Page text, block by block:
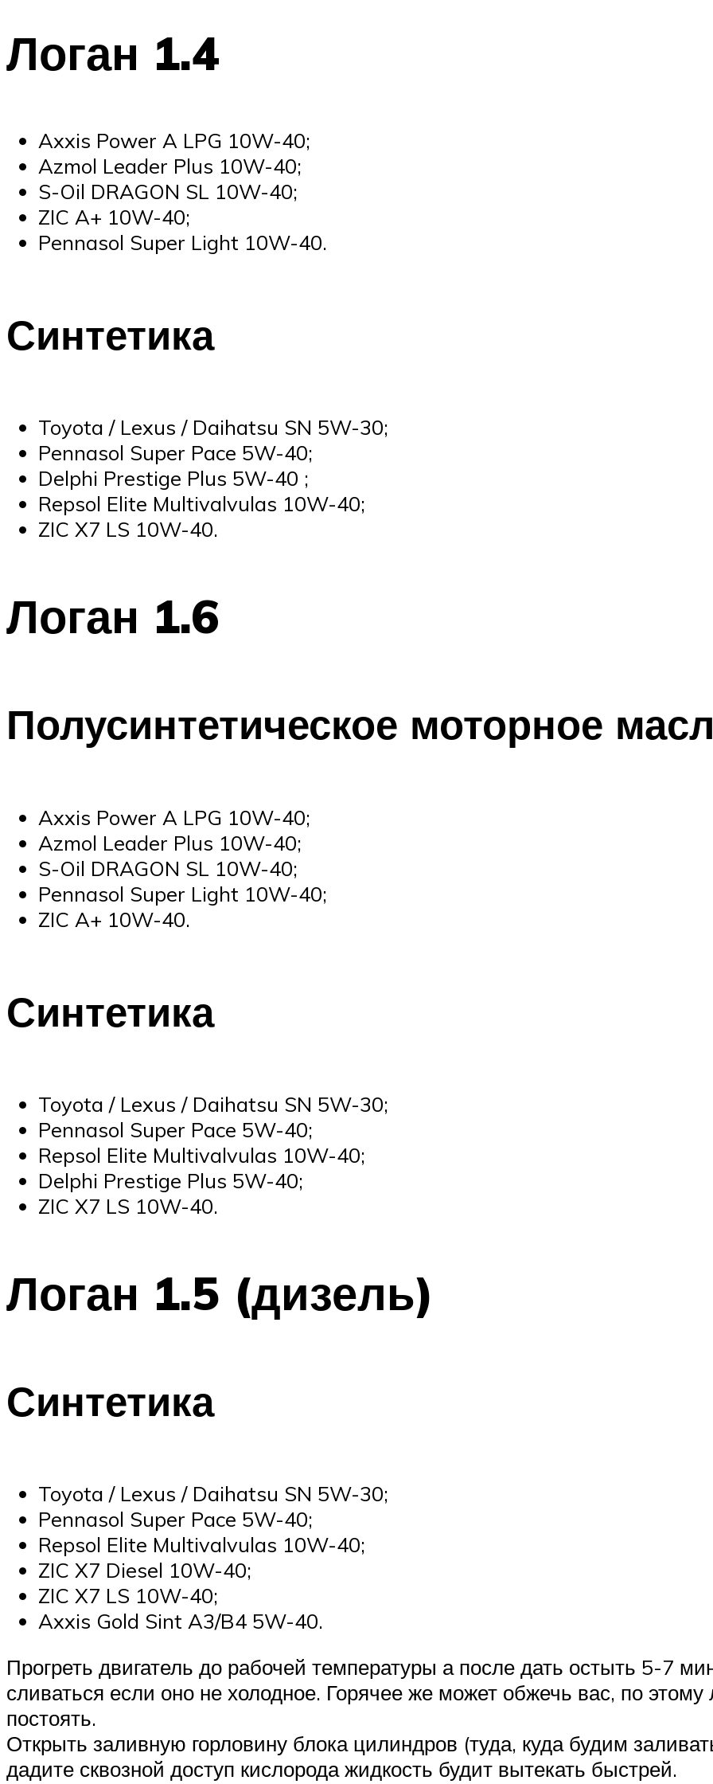
Меню
Логан 1.4
Axxis Power A LPG 10W-40;
Azmol Leader Plus 10W-40;
S-Oil DRAGON SL 10W-40;
ZIC A+ 10W-40;
Pennasol Super Light 10W-40.
Синтетика
Toyota / Lexus / Daihatsu SN 5W-30;
Pennasol Super Pace 5W-40;
Delphi Prestige Plus 5W-40 ;
Repsol Elite Multivalvulas 10W-40;
ZIC X7 LS 10W-40.
Логан 1.6
Полусинтетическое моторное
Axxis Power A LPG 10W-40;
Azmol Leader Plus 10W-40;
S-Oil DRAGON SL 10W-40;
Pennasol Super Light 10W-40;
ZIC A+ 10W-40.
Синтетика
Toyota / Lexus / Daihatsu SN 5W-30;
Pennasol Super Pace 5W-40;
Repsol Elite Multivalvulas 10W-40;
Delphi Prestige Plus 5W-40;
ZIC X7 LS 10W-40.
Логан 1.5 (дизель)
Синтетика
Toyota / Lexus / Daihatsu SN 5W-30;
Pennasol Super Pace 5W-40;
Repsol Elite Multivalvulas 10W-40;
ZIC X7 Diesel 10W-40;
ZIC X7 LS 10W-40;
Axxis Gold Sint A3/B4 5W-40.
Прогреть двигатель до рабочей температуры а после дать остыть 5-7
сливаться если оно не холодное. Горячее же может обжечь вас, по
постоять.
Открыть заливную горловину блока цилиндров (туда, куда будим
дадите сквозной доступ кислорода жидкость будит вытекать быстрей.